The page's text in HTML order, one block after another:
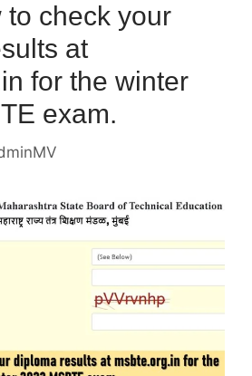
to check your
at
for the winter
exam.